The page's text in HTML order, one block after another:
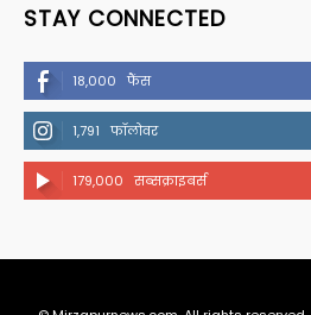
STAY CONNECTED
18,000 फैंस
1,791 फॉलोवर
179,000 सब्सक्राइबर्स